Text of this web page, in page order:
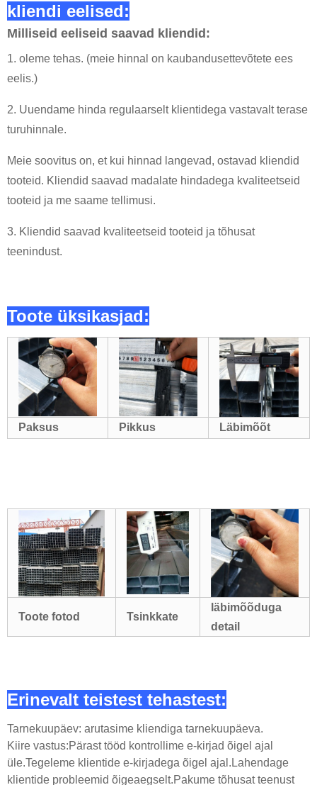
kliendi eelised:
Milliseid eeliseid saavad kliendid:
1. oleme tehas. (meie hinnal on kaubandusettevõtete ees
eelis.)
2. Uuendame hinda regulaarselt klientidega vastavalt terase
turuhinnale.
Meie soovitus on, et kui hinnad langevad, ostavad kliendid
tooteid. Kliendid saavad madalate hindadega kvaliteetseid
tooteid ja me saame tellimusi.
3. Kliendid saavad kvaliteetseid tooteid ja tõhusat
teenindust.
Toote üksikasjad:
Paksus Pikkus Läbimõõt
Toote fotod Tsinkkate
läbimõõduga
detail
Erinevalt teistest tehastest:
Tarnekuupäev: arutasime kliendiga tarnekuupäeva.
Kiire vastus:Pärast tööd kontrollime e-kirjad õigel ajal
üle.Tegeleme klientide e-kirjadega õigel ajal.Lahendage
klientide probleemid õigeaegselt.Pakume tõhusat teenust